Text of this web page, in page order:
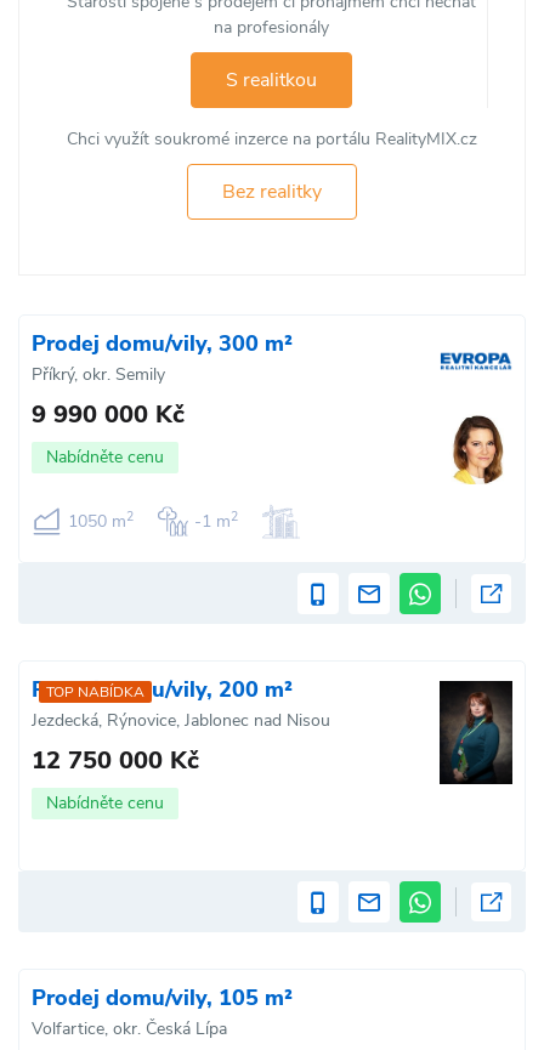
na profesionály
S realitkou
Chci využít soukromé inzerce na portálu RealityMIX.cz
Bez realitky
Prodej domu/vily, 300 m²
Příkrý, okr. Semily
9 990 000 Kč
Nabídněte cenu
1050 m2 -1 m2
TOP NABÍDKA
Prodej domu/vily, 200 m²
Jezdecká, Rýnovice, Jablonec nad Nisou
12 750 000 Kč
Nabídněte cenu
Prodej domu/vily, 105 m²
Volfartice, okr. Česká Lípa